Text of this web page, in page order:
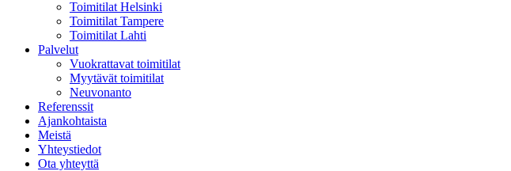
Toimitilat Helsinki
Toimitilat Tampere
Toimitilat Lahti
Palvelut
Vuokrattavat toimitilat
Myytävät toimitilat
Neuvonanto
Referenssit
Ajankohtaista
Meistä
Yhteystiedot
Ota yhteyttä